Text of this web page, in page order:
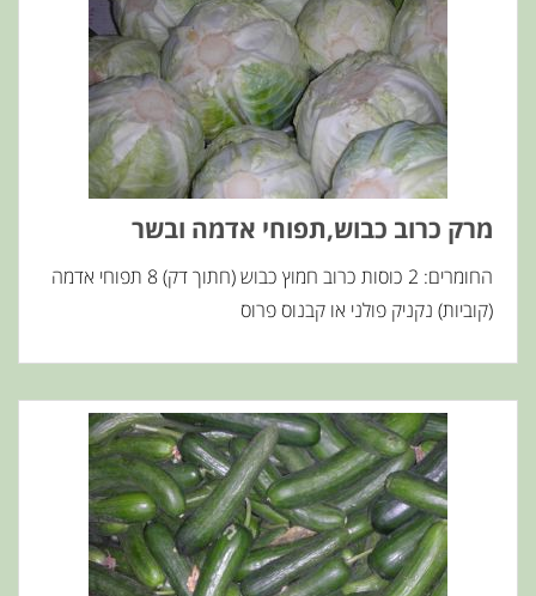
מרק כרוב כבוש,תפוחי אדמה ובשר
החומרים: 2 כוסות כרוב חמוץ כבוש (חתוך דק) 8 תפוחי אדמה
(קוביות) נקניק פולני או קבנוס פרוס